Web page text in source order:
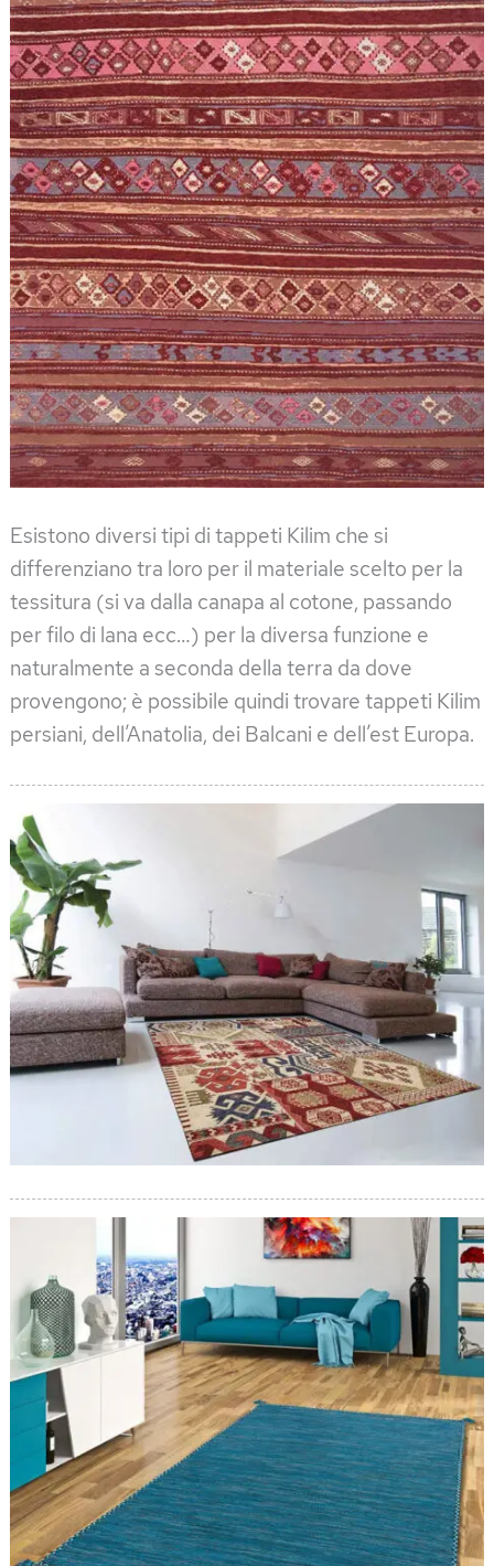
Esistono diversi tipi di tappeti Kilim che si
differenziano tra loro per il materiale scelto per la
tessitura (si va dalla canapa al cotone, passando
per filo di lana ecc…) per la diversa funzione e
naturalmente a seconda della terra da dove
provengono; è possibile quindi trovare tappeti Kilim
persiani, dell’Anatolia, dei Balcani e dell’est Europa.